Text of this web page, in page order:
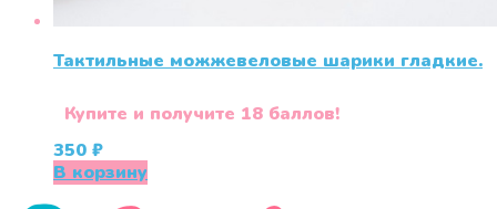
Тактильные можжевеловые шарики гладкие.
Купите и получите 18 баллов!
350 ₽
В корзину